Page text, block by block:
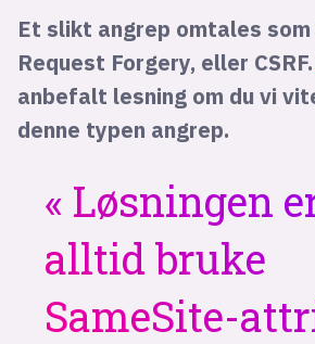
Et slikt angrep omtales som
Request Forgery, eller CSRF.
anbefalt lesning om du vi
denne typen angrep.
Løsningen
alltid bruke
SameSite-